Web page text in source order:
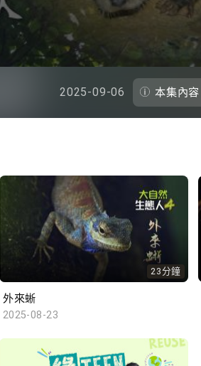
2025-09-06 本集內容
23分鐘
外來蜥
2025-08-23